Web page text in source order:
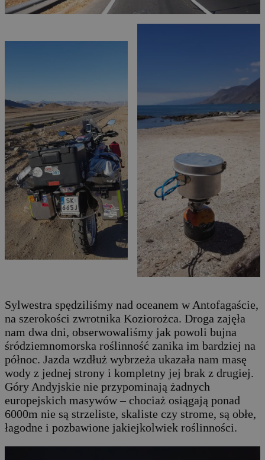
Sylwestra spędziliśmy nad oceanem w Antofagaście,
na szerokości zwrotnika Koziorożca. Droga zajęła
nam dwa dni, obserwowaliśmy jak powoli bujna
śródziemnomorska roślinność zanika im bardziej na
północ. Jazda wzdłuż wybrzeża ukazała nam masę
wody z jednej strony i kompletny jej brak z drugiej.
Góry Andyjskie nie przypominają żadnych
europejskich masywów – chociaż osiągają ponad
6000m nie są strzeliste, skaliste czy strome, są obłe,
łagodne i pozbawione jakiejkolwiek roślinności.